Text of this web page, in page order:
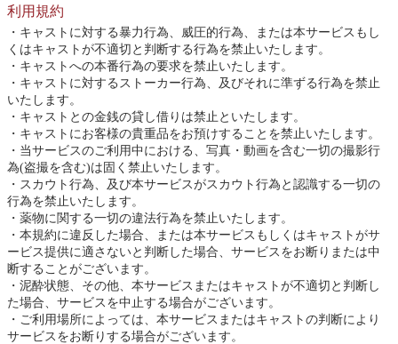
利用規約
キャストに対する暴力行為、威圧的行為、または本サービスもし
くはキャストが不適切と判断する行為を禁止いたします。
キャストへの本番行為の要求を禁止いたします。
キャストに対するストーカー行為、及びそれに準ずる行為を禁止
いたします。
キャストとの金銭の貸し借りは禁止といたします。
キャストにお客様の貴重品をお預けすることを禁止いたします。
当サービスのご利用中における、写真・動画を含む一切の撮影行
為(盗撮を含む)は固く禁止いたします。
スカウト行為、及び本サービスがスカウト行為と認識する一切の
行為を禁止いたします。
薬物に関する一切の違法行為を禁止いたします。
本規約に違反した場合、または本サービスもしくはキャストがサ
ービス提供に適さないと判断した場合、サービスをお断りまたは中
断することがございます。
泥酔状態、その他、本サービスまたはキャストが不適切と判断し
た場合、サービスを中止する場合がございます。
ご利用場所によっては、本サービスまたはキャストの判断により
サービスをお断りする場合がございます。